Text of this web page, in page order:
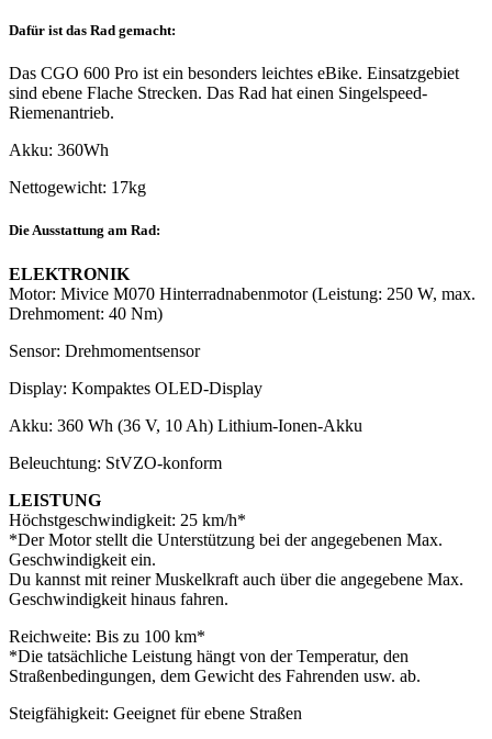
Dafür ist das Rad gemacht:
Das CGO 600 Pro ist ein besonders leichtes eBike. Einsatzgebiet
sind ebene Flache Strecken. Das Rad hat einen Singelspeed-
Riemenantrieb.
Akku: 360Wh
Nettogewicht: 17kg
Die Ausstattung am Rad:
ELEKTRONIK
Motor: Mivice M070 Hinterradnabenmotor (Leistung: 250 W, max.
Drehmoment: 40 Nm)
Sensor: Drehmomentsensor
Display: Kompaktes OLED-Display
Akku: 360 Wh (36 V, 10 Ah) Lithium-Ionen-Akku
Beleuchtung: StVZO-konform
LEISTUNG
Höchstgeschwindigkeit: 25 km/h*
*Der Motor stellt die Unterstützung bei der angegebenen Max.
Geschwindigkeit ein.
Du kannst mit reiner Muskelkraft auch über die angegebene Max.
Geschwindigkeit hinaus fahren.
Reichweite: Bis zu 100 km*
*Die tatsächliche Leistung hängt von der Temperatur, den
Straßenbedingungen, dem Gewicht des Fahrenden usw. ab.
Steigfähigkeit: Geeignet für ebene Straßen